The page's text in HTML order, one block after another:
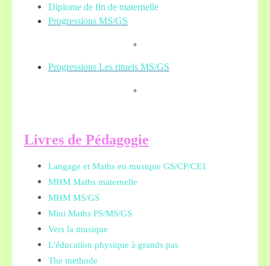
Diplome de fin de maternelle
Progressions MS/GS
Progressions Les rituels MS/GS
Livres de Pédagogie
Langage et Maths en musique GS/CP/CE1
MHM Maths maternelle
MHM MS/GS
Mini Maths PS/MS/GS
Vers la musique
L'éducation physique à grands pas
The methode